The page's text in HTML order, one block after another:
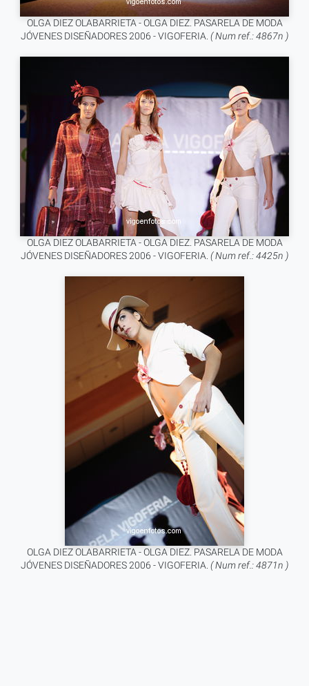
OLGA DIEZ OLABARRIETA - OLGA DIEZ. PASARELA DE MODA
JÓVENES DISEÑADORES 2006 - VIGOFERIA. ( Num ref.: 4867n )
OLGA DIEZ OLABARRIETA - OLGA DIEZ. PASARELA DE MODA
JÓVENES DISEÑADORES 2006 - VIGOFERIA. ( Num ref.: 4425n )
OLGA DIEZ OLABARRIETA - OLGA DIEZ. PASARELA DE MODA
JÓVENES DISEÑADORES 2006 - VIGOFERIA. ( Num ref.: 4871n )